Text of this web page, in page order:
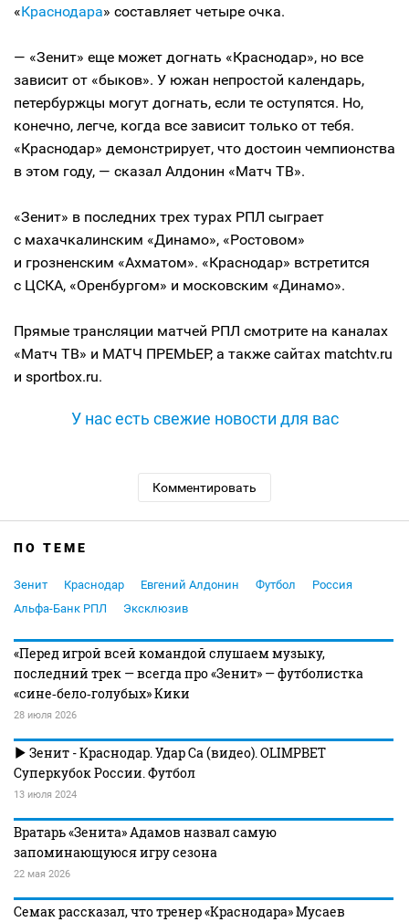
«Краснодара» составляет четыре очка.
— «Зенит» еще может догнать «Краснодар», но все
зависит от «быков». У южан непростой календарь,
петербуржцы могут догнать, если те оступятся. Но,
конечно, легче, когда все зависит только от тебя.
«Краснодар» демонстрирует, что достоин чемпионства
в этом году, — сказал Алдонин «Матч ТВ».
«Зенит» в последних трех турах РПЛ сыграет
с махачкалинским «Динамо», «Ростовом»
и грозненским «Ахматом». «Краснодар» встретится
с ЦСКА, «Оренбургом» и московским «Динамо».
Прямые трансляции матчей РПЛ смотрите на каналах
«Матч ТВ» и МАТЧ ПРЕМЬЕР, а также сайтах matchtv.ru
и sportbox.ru.
У нас есть свежие новости для вас
Комментировать
ПО ТЕМЕ
Зенит Краснодар Евгений Алдонин Футбол
Россия
Альфа-Банк РПЛ
Эксклюзив
«Перед игрой всей командой слушаем музыку,
последний трек — всегда про «Зенит» — футболистка
«сине‑бело‑голубых» Кики
28 июля 2026
Зенит - Краснодар. Удар Са (видео). OLIMPBET
Суперкубок России. Футбол
13 июля 2024
Вратарь «Зенита» Адамов назвал самую
запоминающуюся игру сезона
22 мая 2026
Семак рассказал, что тренер «Краснодара» Мусаев